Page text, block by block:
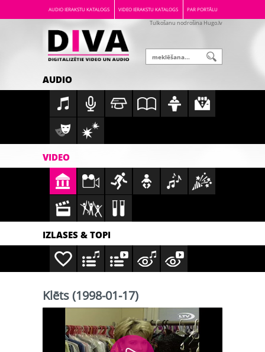
AUDIO IERAKSTU KATALOGS VIDEO IERAKSTU KATALOGS PAR PORTĀLU
Tulkošanu nodrošina Hugo.lv
AUDIO
VIDEO
IZLASES & TOPI
Klēts (1998-01-17)